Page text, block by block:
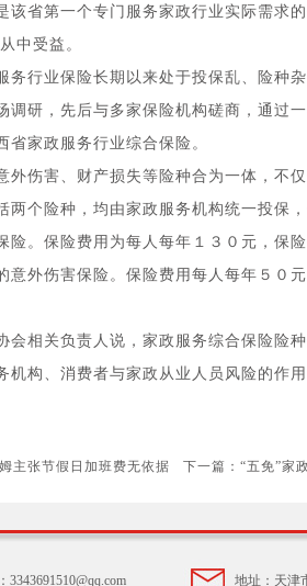
该省第一个专门服务家政行业实际需求
中受益。
行业保险长期以来处于投保乱、险种杂
调研，先后与多家保险机构磋商，通过
省家政服务行业综合保险。
伤害、财产损失等险种合为一体，不仅
两个险种，均由家政服务机构统一投保
险。保险费用为每人每年１３０元，保
意外伤害保险。保险费用每人每年５０
相关负责人说，家政服务综合保险险种
机构、消费者与家政从业人员风险的作
主张节假日加班费无依据 下一篇： “五免”家
3343691510@qq.com 地址：天津